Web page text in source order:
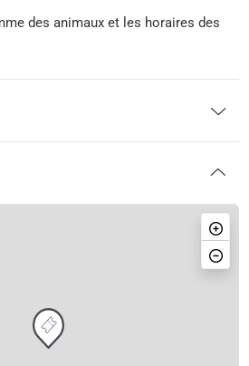
des animaux et les horaires des